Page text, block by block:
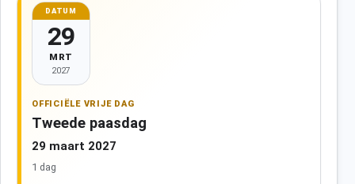
DATUM
29
MRT
2027
OFFICIËLE VRIJE DAG
Tweede paasdag
29 maart 2027
1 dag